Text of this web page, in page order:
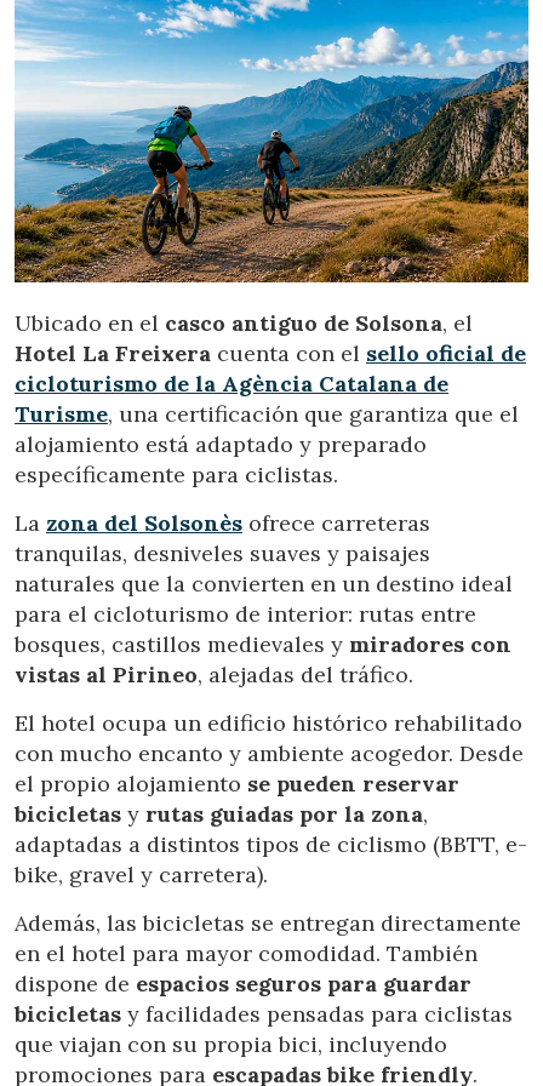
Ubicado en el casco antiguo de Solsona, el
Hotel La Freixera cuenta con el sello oficial de
cicloturismo de la Agència Catalana de
Turisme, una certificación que garantiza que el
alojamiento está adaptado y preparado
específicamente para ciclistas.
La zona del Solsonès ofrece carreteras
tranquilas, desniveles suaves y paisajes
naturales que la convierten en un destino ideal
para el cicloturismo de interior: rutas entre
bosques, castillos medievales y miradores con
vistas al Pirineo, alejadas del tráfico.
El hotel ocupa un edificio histórico rehabilitado
con mucho encanto y ambiente acogedor. Desde
el propio alojamiento se pueden reservar
bicicletas y rutas guiadas por la zona,
adaptadas a distintos tipos de ciclismo (BBTT, e-
bike, gravel y carretera).
Además, las bicicletas se entregan directamente
en el hotel para mayor comodidad. También
dispone de espacios seguros para guardar
bicicletas y facilidades pensadas para ciclistas
que viajan con su propia bici, incluyendo
promociones para escapadas bike friendly.
Estas cookies son utilizadas para almacenar información
sobre las preferencias y elecciones personales del usuario
a través de la observación continuada de sus hábitos de
navegación. Gracias a ellas, podemos conocer los hábitos
de navegación en el sitio web y mostrar publicidad
relacionada con el perfil de navegación del usuario.